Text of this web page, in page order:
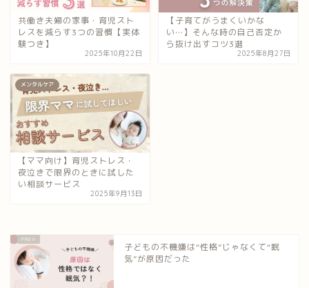
共働き夫婦の家事・育児スト
レスを減らす3つの習慣【実体
験つき】
2025年10月22日
【子育てがうまくいかな
い…】そんな時の自己否定か
ら抜け出すコツ3選
2025年8月27日
メンタルケア
【ママ向け】育児ストレス・
夜泣きで限界のときに試した
い相談サービス
2025年9月13日
子どもの不機嫌は“性格”じゃなくて“眠
気”が原因だった